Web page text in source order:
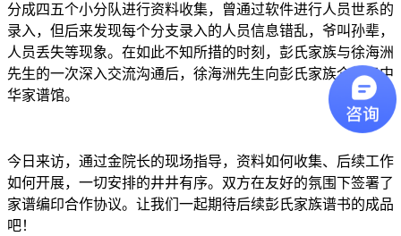
分成四五个小分队进行资料收集，曾通过软件进行人员世系的
录入，但后来发现每个分支录入的人员信息错乱，爷叫孙辈，
人员丢失等现象。在如此不知所措的时刻，彭氏家族与徐海洲
先生的一次深入交流沟通后，徐海洲先生向彭氏家族介绍了中
华家谱馆。
今日来访，通过金院长的现场指导，资料如何收集、后续工作
如何开展，一切安排的井井有序。双方在友好的氛围下签署了
家谱编印合作协议。让我们一起期待后续彭氏家族谱书的成品
吧！